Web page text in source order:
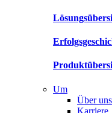
Um
Über uns
Karriere